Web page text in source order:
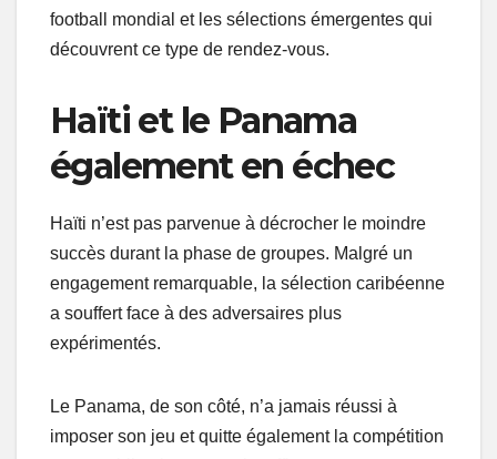
football mondial et les sélections émergentes qui
découvrent ce type de rendez-vous.
Haïti et le Panama
également en échec
Haïti n’est pas parvenue à décrocher le moindre
succès durant la phase de groupes. Malgré un
engagement remarquable, la sélection caribéenne
a souffert face à des adversaires plus
expérimentés.
Le Panama, de son côté, n’a jamais réussi à
imposer son jeu et quitte également la compétition